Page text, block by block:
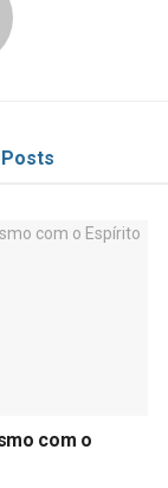
Posts
com o